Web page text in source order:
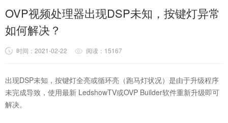
OVP视频处理器出现DSP未知，按键灯异常
如何解决？
时间：2021-02-22 阅读：15167
出现DSP未知，按键灯全亮或循环亮（跑马灯状况）是由于升级程序
未完成导致，使用最新 LedshowTV或OVP Builder软件重新升级即可
解决。